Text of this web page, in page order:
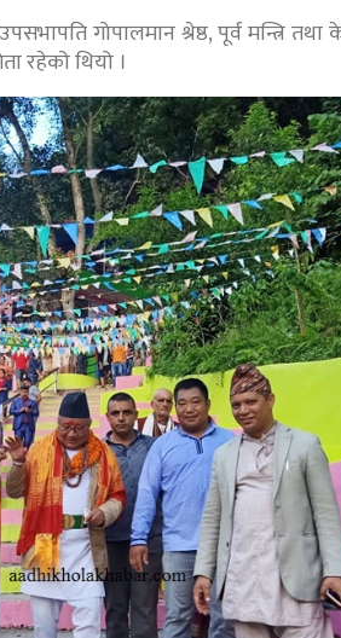
गोपालमान श्रेष्ठ, पूर्व मन्त्रि
रहेको थियो ।